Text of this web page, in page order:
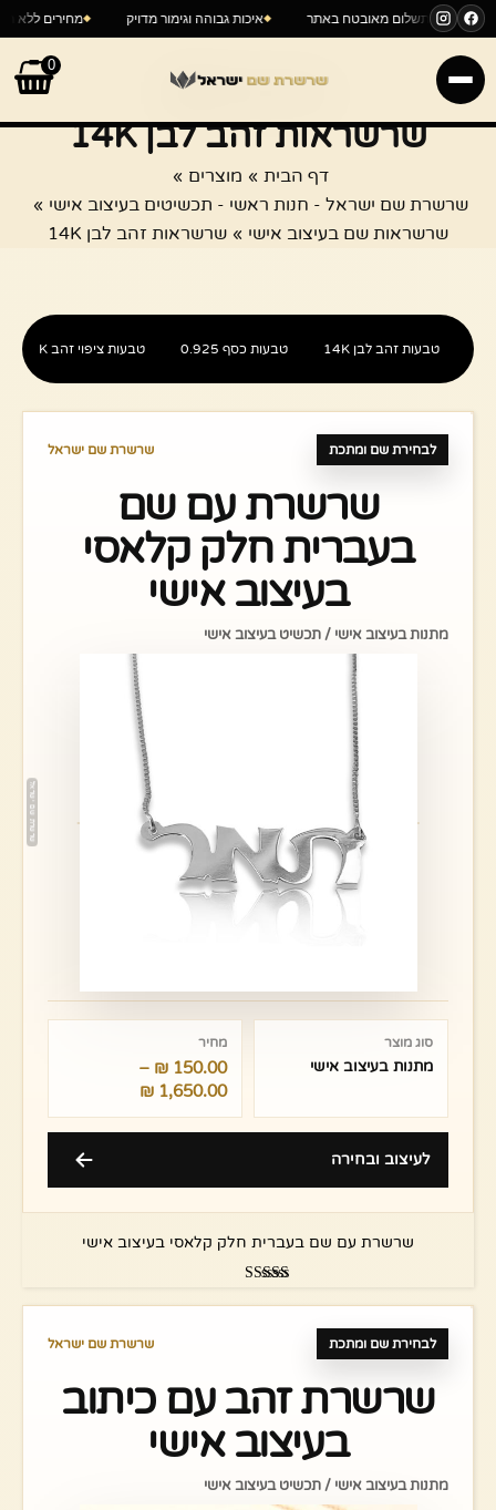
איכות גבוהה וגימור מדויק תשלום מאובטח באתר במדינה
0
דילוג
לתוכן
שרשראות זהב לבן 14K
דף הבית
מוצרים
שרשרת שם ישראל - חנות ראשי - תכשיטים בעיצוב אישי
שרשראות שם בעיצוב אישי
שרשראות זהב לבן 14K
טבעות זהב לבן 14K טבעות כסף 0.925 טבעות ציפוי זהב 18K
לבחירת שם ומתכת שרשרת שם ישראל
שרשרת עם שם
בעברית חלק קלאסי
בעיצוב אישי
מתנות בעיצוב אישי / תכשיט בעיצוב אישי
סוג מוצר
מתנות בעיצוב אישי
מחיר
150.00
₪
–
1,650.00
₪
לעיצוב ובחירה
שרשרת עם שם בעברית חלק קלאסי בעיצוב אישי
5.00
לבחירת שם ומתכת שרשרת שם ישראל
שרשרת זהב עם כיתוב
בעיצוב אישי
מתנות בעיצוב אישי / תכשיט בעיצוב אישי